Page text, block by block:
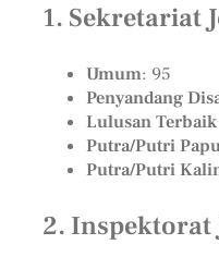
1. Sekretariat
Umum: 95
Penyandang
Lulusan
Putra/Putri
Putra/Putri
2. Inspektorat